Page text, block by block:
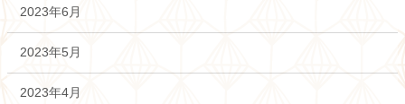
2023年6月
2023年5月
2023年4月